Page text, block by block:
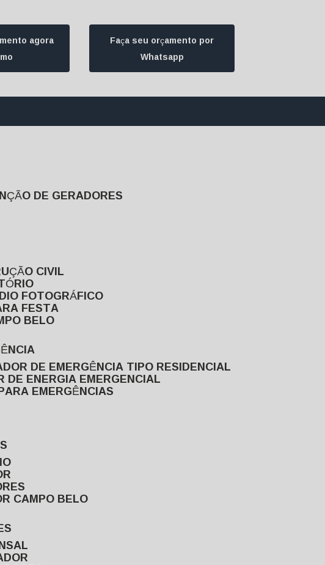
agora
Faça seu orçamento por
Whatsapp
DE GERADORES
CIVIL
FOTOGRÁFICO
FESTA
BELO
DE EMERGÊNCIA TIPO RESIDENCIAL
DE ENERGIA EMERGENCIAL
EMERGÊNCIAS
CAMPO BELO